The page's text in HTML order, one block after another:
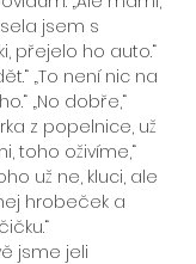
jsem s
přejelo ho auto.“
„To není nic na
„No dobře,“
z popelnice, už
toho oživíme,“
už ne, kluci, ale
hrobeček a
jsme jeli